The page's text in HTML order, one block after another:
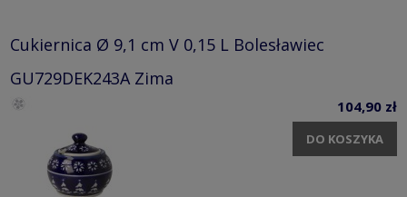
Cukiernica Ø 9,1 cm V 0,15 L Bolesławiec
GU729DEK243A Zima
104,90 zł
DO KOSZYKA